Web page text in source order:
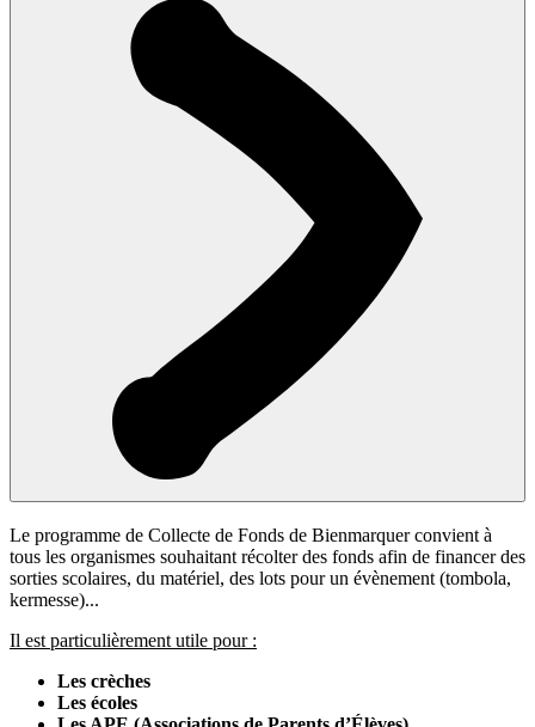
Le programme de Collecte de Fonds de Bienmarquer convient à
tous les organismes souhaitant récolter des fonds afin de financer des
sorties scolaires, du matériel, des lots pour un évènement (tombola,
kermesse)...
Il est particulièrement utile pour :
Les crèches
Les écoles